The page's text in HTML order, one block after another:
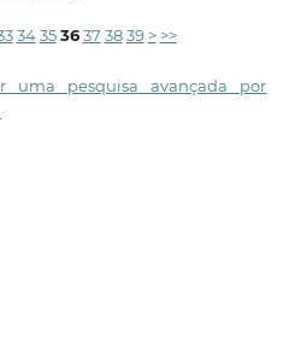
34 35 36 37 38 39 > >>
uma pesquisa avançada por